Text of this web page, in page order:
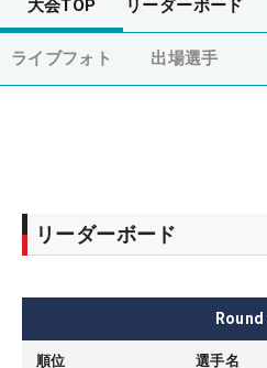
大会TOP リーダーボード
ライブフォト 出場選手
リーダーボード
Round
順位 選手名